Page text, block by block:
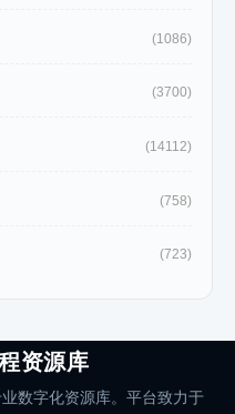
(1086)
(3700)
(14112)
(758)
(723)
资源库
数字化资源库。平台致力于